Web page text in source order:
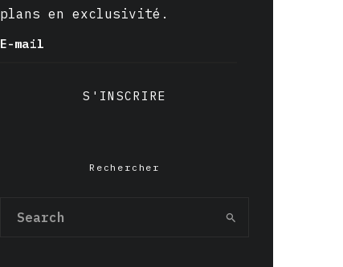
plans en exclusivité.
E-mail
S'INSCRIRE
Rechercher